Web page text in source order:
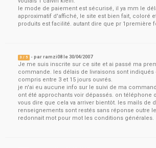
le mode de paiement est sécurisé, il ya mm le
approximatif d'affiché, le site est bien fait, coloré
produits est facilité. autant dire que pr 1première
3 / 5 - parramzi08 le30/04/2007
Je me suis inscrite sur ce site et ai passé ma
commande. les délais de livraisons sont
compris entre 3 et 15 jours ouvrés.
je n'ai eu aucune info sur le suivi de ma
ont été approchants voir dépassés. on téléphone
vous dire que cela va arriver bientôt. les mails de
renseignements sont restés sans réponse outre
redonnait mot pour mot les conditions générales.